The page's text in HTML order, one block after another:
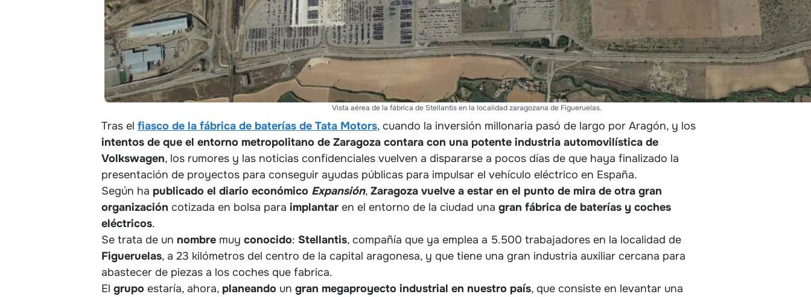
Vista aérea de la fábrica de Stellantis en la localidad zaragozana de Figueruelas.
Tras el fiasco de la fábrica de baterías de Tata Motors, cuando la inversión millonaria pasó de largo por Aragón, y los
intentos de que el entorno metropolitano de Zaragoza contara con una potente industria automovilística de
Volkswagen, los rumores y las noticias confidenciales vuelven a dispararse a pocos días de que haya finalizado la
presentación de proyectos para conseguir ayudas públicas para impulsar el vehículo eléctrico en España.
Según ha publicado el diario económico Expansión, Zaragoza vuelve a estar en el punto de mira de otra gran
organización cotizada en bolsa para implantar en el entorno de la ciudad una gran fábrica de baterías y coches
eléctricos.
Se trata de un nombre muy conocido: Stellantis, compañía que ya emplea a 5.500 trabajadores en la localidad de
Figueruelas, a 23 kilómetros del centro de la capital aragonesa, y que tiene una gran industria auxiliar cercana para
abastecer de piezas a los coches que fabrica.
El grupo estaría, ahora, planeando un gran megaproyecto industrial en nuestro país, que consiste en levantar una